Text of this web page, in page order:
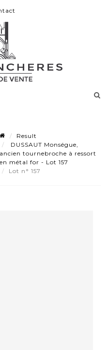
Result
DUSSAUT Monségue,
ancien tournebroche à ressort
en métal for - Lot 157
Lot n° 157